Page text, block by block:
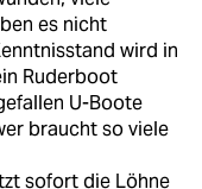
es nicht
wird in
Ruderboot
U-Boote
braucht so viele
sofort die Löhne